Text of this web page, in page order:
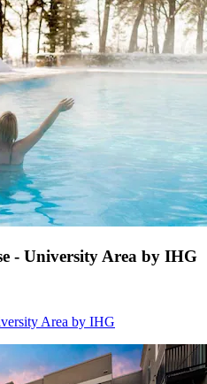
- University Area by IHG
Area by IHG